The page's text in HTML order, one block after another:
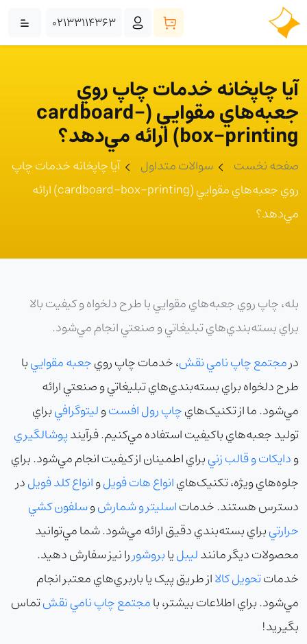
02133114363
آيا چاپخانه خدمات چاپ روي
جعبه‌هاي مقوايي (cardboard-
box-printing) ارائه مي‌دهد؟
صفحه نخست سوالات متداول
آيا چاپخانه خدمات چاپ
روي جعبه‌هاي مقوايي (cardboard-box-printing) ارائه
مي‌دهد؟
بله، چاپ روي جعبه‌هاي مقوايي با طرح دلخواه و کيفيت بالا
براي بسته‌بندي‌هاي تبليغاتي و صنعتي انجام مي‌شود.
درمجتمع چاپ نامي نقش، خدمات چاپ رويجعبه مقواييبا
طرح دلخواه براي بسته‌بندي‌هاي تبليغاتي و صنعتي ارائه
مي‌شود. ما از تکنيک‌هايچاپ رول افستوليتوگرافيبراي
توليد جعبه‌هاي باکيفيت استفاده مي‌کنيم. فرآيندپوشالگيري
ودايکات و قالب زنيبراي اطمينان از کيفيت انجام مي‌شود. براي
جلوه‌هاي ويژه، تکنيک‌هايانواع هات فويلوانواع کلد فويلدر
دسترس هستند. خدماتاسليتر و شمارشوسلفون کشي
حرارتيبراي بسته‌بندي دقيق ارائه مي‌شود. شما مي‌توانيد
محصولات ديگر مانندليبليابروشوررا نيز سفارش دهيد.
خدماتتحويل کالااز طريق پيک يا باربري‌هاي معتبر انجام
مي‌شود. براي اطلاعات بيشتر، بامجتمع چاپ نامي نقشتماس
بگيريد!